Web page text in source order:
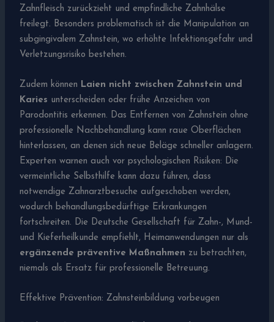
Zahnfleisch zurückzieht und empfindliche Zahnhälse
freilegt. Besonders problematisch ist die Manipulation an
subgingivalem Zahnstein, wo erhöhte Infektionsgefahr und
Verletzungsrisiko bestehen.
Zudem können Laien nicht zwischen Zahnstein und
Karies unterscheiden oder frühe Anzeichen von
Parodontitis erkennen. Das Entfernen von Zahnstein ohne
professionelle Nachbehandlung kann raue Oberflächen
hinterlassen, an denen sich neue Beläge schneller anlagern.
Experten warnen auch vor psychologischen Risiken: Die
vermeintliche Selbsthilfe kann dazu führen, dass
notwendige Zahnarztbesuche aufgeschoben werden,
wodurch behandlungsbedürftige Erkrankungen
fortschreiten. Die Deutsche Gesellschaft für Zahn-, Mund-
und Kieferheilkunde empfiehlt, Heimanwendungen nur als
ergänzende präventive Maßnahmen zu betrachten,
niemals als Ersatz für professionelle Betreuung.
Effektive Prävention: Zahnsteinbildung vorbeugen